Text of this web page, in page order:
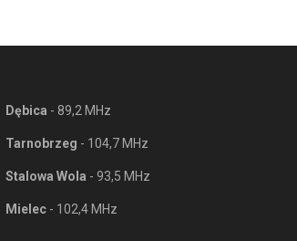
Dębica - 89,2 MHz
Tarnobrzeg - 104,7 MHz
Stalowa Wola - 93,5 MHz
Mielec - 102,4 MHz